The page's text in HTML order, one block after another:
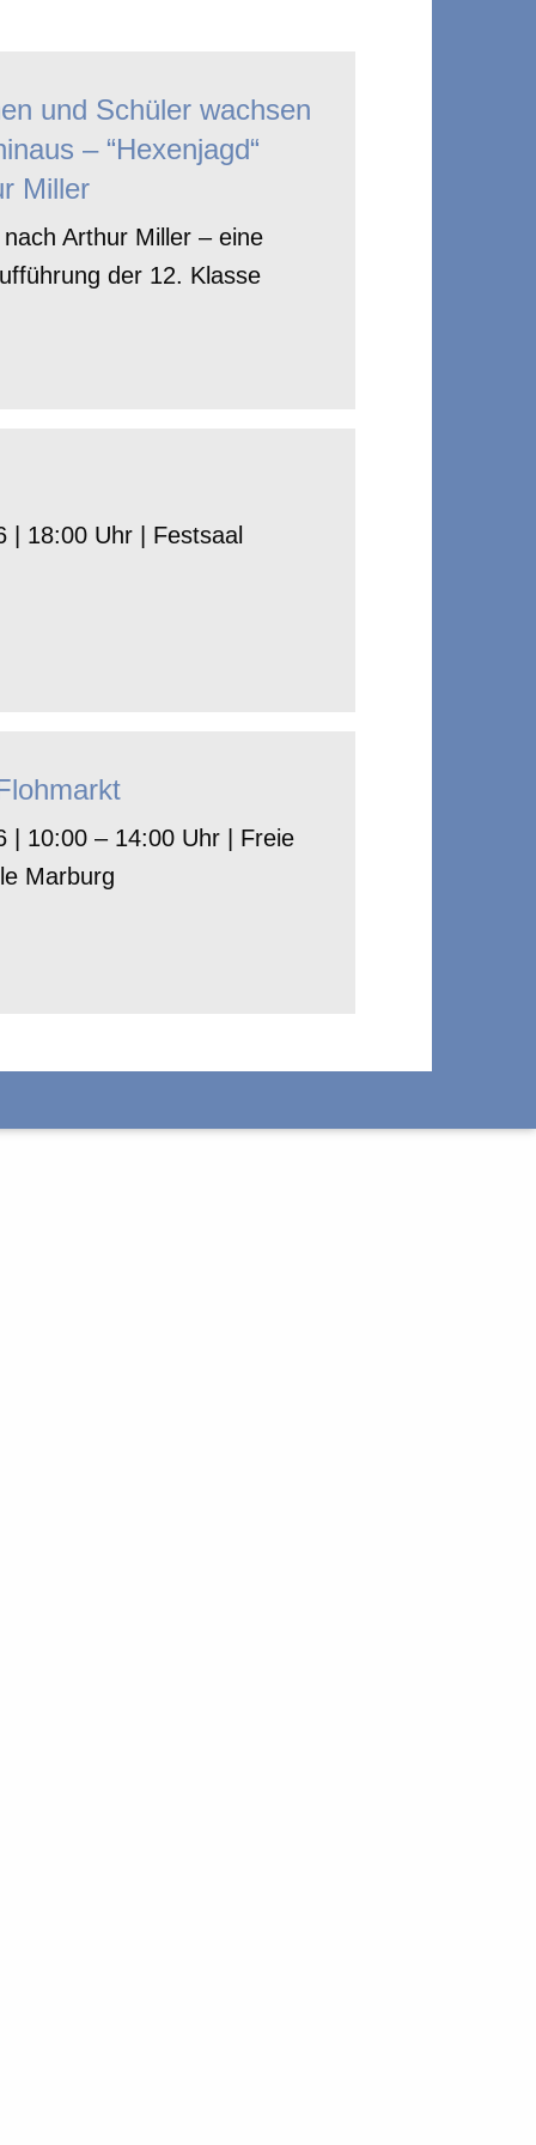
und Schüler wachsen
– “Hexenjagd“
Miller
nach Arthur Miller – eine
der 12. Klasse
| 18:00 Uhr | Festsaal
| 10:00 – 14:00 Uhr | Freie
Marburg